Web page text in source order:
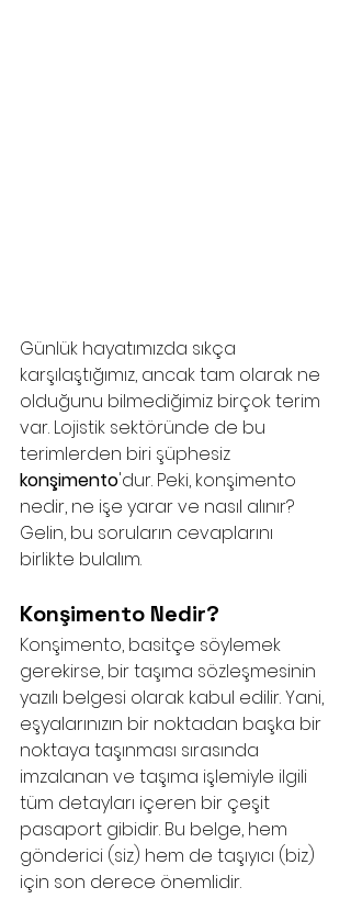
Günlük hayatımızda sıkça
karşılaştığımız, ancak tam olarak ne
olduğunu bilmediğimiz birçok terim
var. Lojistik sektöründe de bu
terimlerden biri şüphesiz
konşimento'dur. Peki, konşimento
nedir, ne işe yarar ve nasıl alınır?
Gelin, bu soruların cevaplarını
birlikte bulalım.
Konşimento Nedir?
Konşimento, basitçe söylemek
gerekirse, bir taşıma sözleşmesinin
yazılı belgesi olarak kabul edilir. Yani,
eşyalarınızın bir noktadan başka bir
noktaya taşınması sırasında
imzalanan ve taşıma işlemiyle ilgili
tüm detayları içeren bir çeşit
pasaport gibidir. Bu belge, hem
gönderici (siz) hem de taşıyıcı (biz)
için son derece önemlidir.